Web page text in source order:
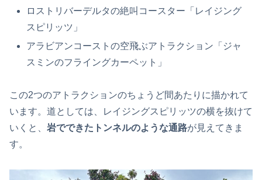
ロストリバーデルタの絶叫コースター「レイジング
スピリッツ」
アラビアンコーストの空飛ぶアトラクション「ジャ
スミンのフライングカーペット」
この2つのアトラクションのちょうど間あたりに描かれて
います。道としては、レイジングスピリッツの横を抜けて
いくと、 岩でできたトンネルのような通路が見えてきま
す。